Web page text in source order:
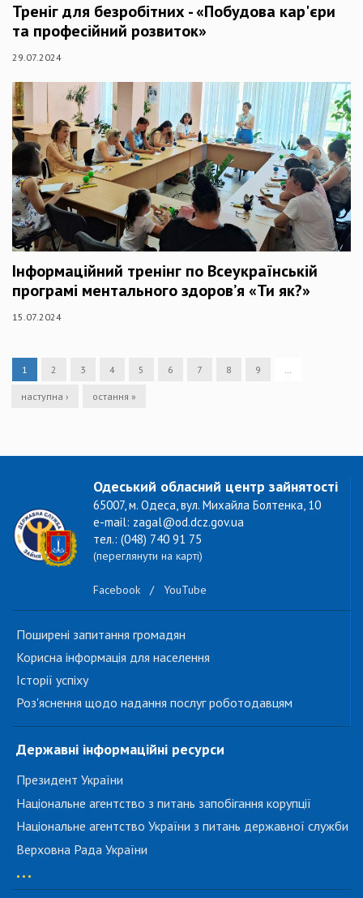
Треніг для безробітних - «Побудова кар'єри
та професійний розвиток»
29.07.2024
Інформаційний тренінг по Всеукраїнській
програмі ментального здоров’я «Ти як?»
15.07.2024
1 2 3 4 5 6 7 8 9 …
наступна › остання »
Одеський обласний центр зайнятості
65007, м. Одеса, вул. Михайла Болтенка, 10
e-mail: zagal@od.dcz.gov.ua
тел.: (048) 740 91 75
(переглянути на карті)
Facebook / YouTube
Поширені запитання громадян
Корисна інформація для населення
Історії успіху
Роз'яснення щодо надання послуг роботодавцям
Державні інформаційні ресурси
Президент України
Національне агентство з питань запобігання корупції
Національне агентство України з питань державної служби
Верховна Рада України
...